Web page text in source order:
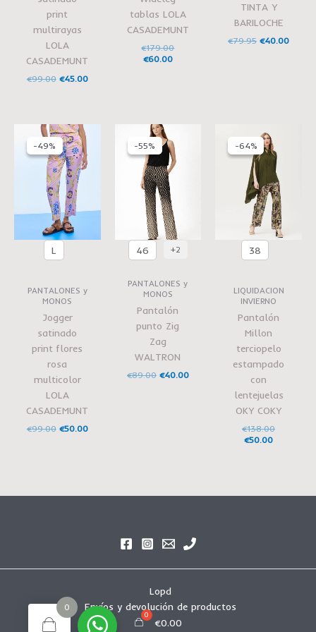
print
multirayas
LOLA
CASADEMUNT
€99.00 €45.00
tablas LOLA
CASADEMUNT
€179.00
€60.00
TINTA Y
BARILOCHE
€79.95 €40.00
-49%
-49%
L
PANTALONES y
MONOS
Jogger
satinado
print flores
rosa
multicolor
LOLA
CASADEMUNT
€99.00
El
precio
original
era:
€99.00.
€50.00
actual
es:
-55%
-55%
46 +2
PANTALONES y
MONOS
Pantalón
punto Zig
Zag
WALTRON
€89.00
El
precio
original
era:
€89.00.
€40.00
-64%
-64%
38
LIQUIDACION
INVIERNO
Pantalón
Millon
terciopelo
estampado
con
lentejuelas
OKY COKY
€138.00
original
era:
€138.00.
€50.00
precio
actual
es:
€50.00.
Lopd
Envíos y devolución de productos
€0.00
0